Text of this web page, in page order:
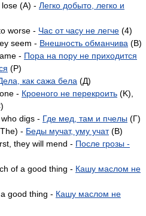
(A) - Легко добыто, легко и
worse - Час от часу не легче (4)
seem - Внешность обманчива (B)
- Пора на пору не приходится
(P)
как сажа бела (Д)
- Кроеного не перекроить (K),
digs - Где мед, там и пчелы (Г)
- Беды мучат, уму учат(B)
they will mend - После грозы -
of a good thing - Кашу маслом не
good thing - Кашу маслом не